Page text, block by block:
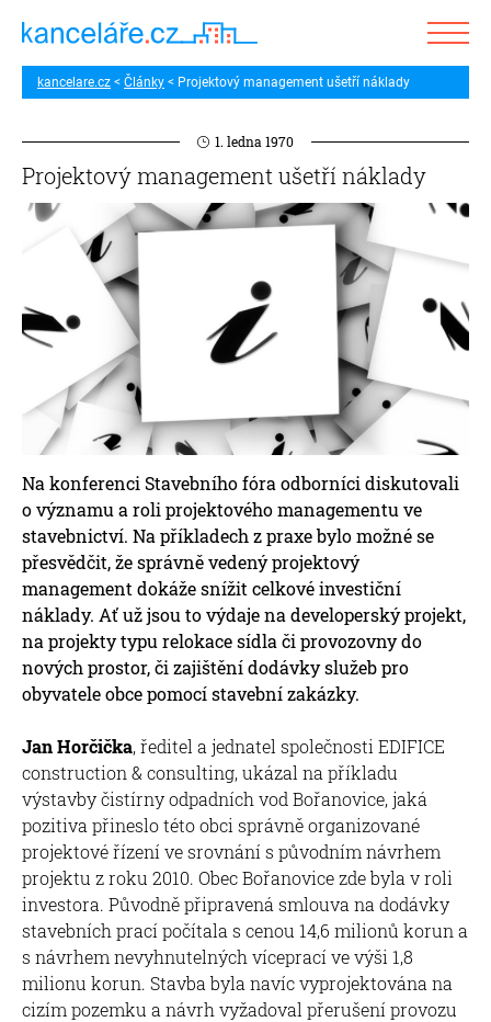
kancelare.cz Články Projektový management ušetří náklady
1. ledna 1970
Projektový management ušetří náklady
Na konferenci Stavebního fóra odborníci diskutovali
o významu a roli projektového managementu ve
stavebnictví. Na příkladech z praxe bylo možné se
přesvědčit, že správně vedený projektový
management dokáže snížit celkové investiční
náklady. Ať už jsou to výdaje na developerský projekt,
na projekty typu relokace sídla či provozovny do
nových prostor, či zajištění dodávky služeb pro
obyvatele obce pomocí stavební zakázky.
Jan Horčička, ředitel a jednatel společnosti EDIFICE
construction & consulting, ukázal na příkladu
výstavby čistírny odpadních vod Bořanovice, jaká
pozitiva přineslo této obci správně organizované
projektové řízení ve srovnání s původním návrhem
projektu z roku 2010. Obec Bořanovice zde byla v roli
investora. Původně připravená smlouva na dodávky
stavebních prací počítala s cenou 14,6 milionů korun a
s návrhem nevyhnutelných víceprací ve výši 1,8
milionu korun. Stavba byla navíc vyprojektována na
cizím pozemku a návrh vyžadoval přerušení provozu